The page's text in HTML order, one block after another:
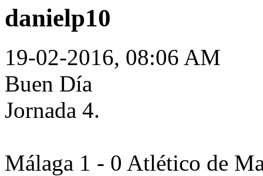
danielp10
19-02-2016, 08:06 AM
Buen Día
Jornada 4.
Málaga 1 - 0 Atlético de